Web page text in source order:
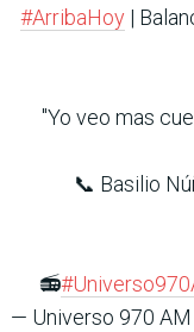
#ArribaHoy|
"Yo veo mas
📞 Basilio
📻
— Universo 970